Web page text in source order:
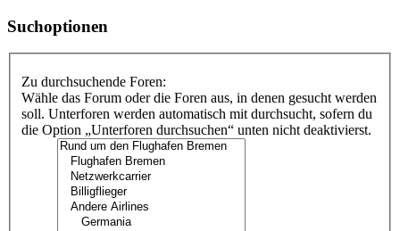
Suchoptionen
Zu durchsuchende Foren:
Wähle das Forum oder die Foren aus, in denen gesucht werden
soll. Unterforen werden automatisch mit durchsucht, sofern du
die Option „Unterforen durchsuchen“ unten nicht deaktivierst.